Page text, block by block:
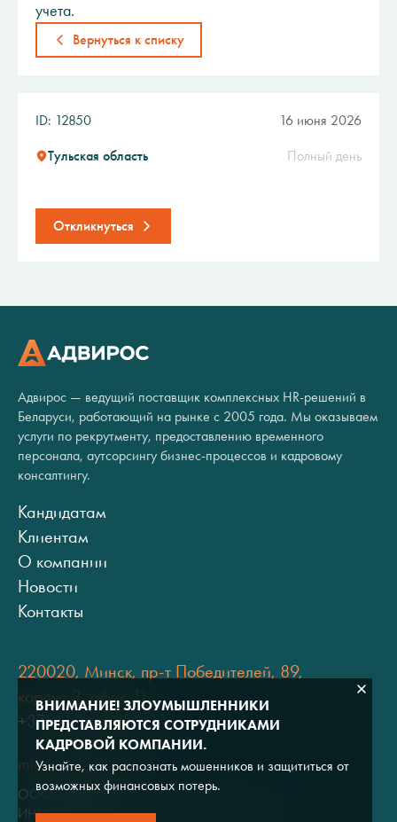
учета.
Вернуться к списку
ID: 12850 16 июня 2026
Тульская область Полный день
Откликнуться
Адвирос — ведущий поставщик комплексных HR-решений в
Беларуси, работающий на рынке с 2005 года. Мы оказываем
услуги по рекрутменту, предоставлению временного
персонала, аутсорсингу бизнес-процессов и кадровому
консалтингу.
Кандидатам
Клиентам
О компании
Новости
Контакты
220020, Минск, пр-т Победителей, 89,
корпус 3, офис 11
+375 (17) 334 80 07
minsk@adviros.by
ООО "Адвирос"
ИНН 7714572528 / ОГРН 1047796766380
ВНИМАНИЕ! ЗЛОУМЫШЛЕННИКИ
ПРЕДСТАВЛЯЮТСЯ СОТРУДНИКАМИ
КАДРОВОЙ КОМПАНИИ.
Узнайте, как распознать мошенников и защититься от
возможных финансовых потерь.